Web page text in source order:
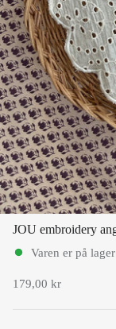
Se alle
Se alle tekstiler
Se alt til
JOU embroidery
Varen er på
179,00 kr